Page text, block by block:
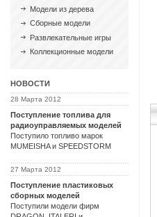
Модели из дерева
Сборные модели
Развлекательные игры
Коллекционные модели
НОВОСТИ
28 Марта 2012
Поступление топлива для
радиоуправляемых моделей
Поступило топливо марок
MUMEISHA и SPEEDSTORM
27 Марта 2012
Поступление пластиковых
сборных моделей
Поступили модели фирм